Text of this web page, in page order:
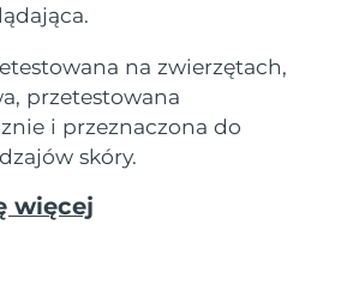
na zwierzętach,
przetestowana
i przeznaczona do
skóry.
więcej